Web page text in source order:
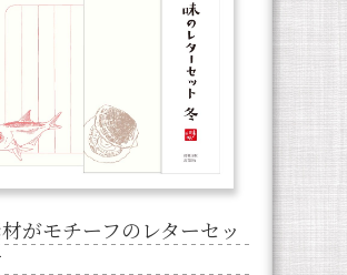
がモチーフのレターセッ